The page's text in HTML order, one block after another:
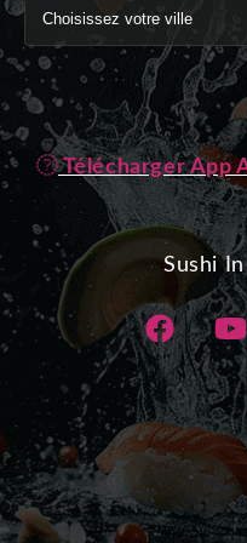
Télécharger App
Sushi